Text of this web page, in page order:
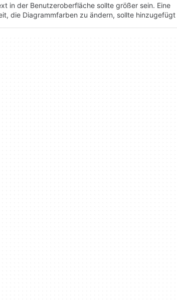
in der Benutzeroberfläche sollte größer sein. Eine
die Diagrammfarben zu ändern, sollte